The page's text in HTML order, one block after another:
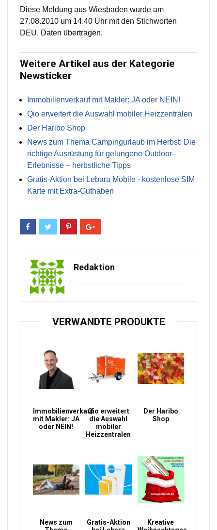
Diese Meldung aus Wiesbaden wurde am
27.08.2010 um 14:40 Uhr mit den Stichworten
DEU, Daten übertragen.
Weitere Artikel aus der Kategorie
Newsticker
Immobilienverkauf mit Makler: JA oder NEIN!
Qio erweitert die Auswahl mobiler Heizzentralen
Der Haribo Shop
News zum Thema Campingurlaub im Herbst: Die
richtige Ausrüstung für gelungene Outdoor-
Erlebnisse – herbstliche Tipps
Gratis-Aktion bei Lebara Mobile - kostenlose SIM
Karte mit Extra-Guthaben
Redaktion
VERWANDTE PRODUKTE
Immobilienverkauf
mit Makler: JA
oder NEIN!
Qio erweitert
die Auswahl
mobiler
Heizzentralen
Der Haribo
Shop
News zum
Gratis-Aktion
Kreative